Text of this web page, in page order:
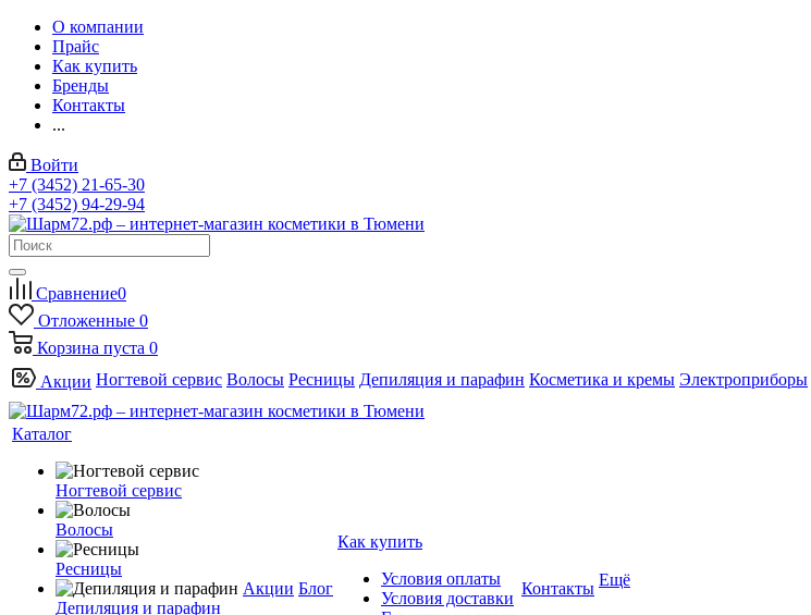
О компании
Прайс
Как купить
Бренды
Контакты
...
Войти
+7 (3452) 21-65-30
+7 (3452) 94-29-94
Сравнение0
Отложенные 0
Корзина пуста 0
Акции Ногтевой сервис Волосы Ресницы Депиляция и парафин Косметика и кремы Электроприборы
Каталог
Ногтевой сервис
Волосы
Ресницы
Депиляция и парафин
Акции Блог
Как купить
Условия оплаты
Условия доставки
Контакты Ещё